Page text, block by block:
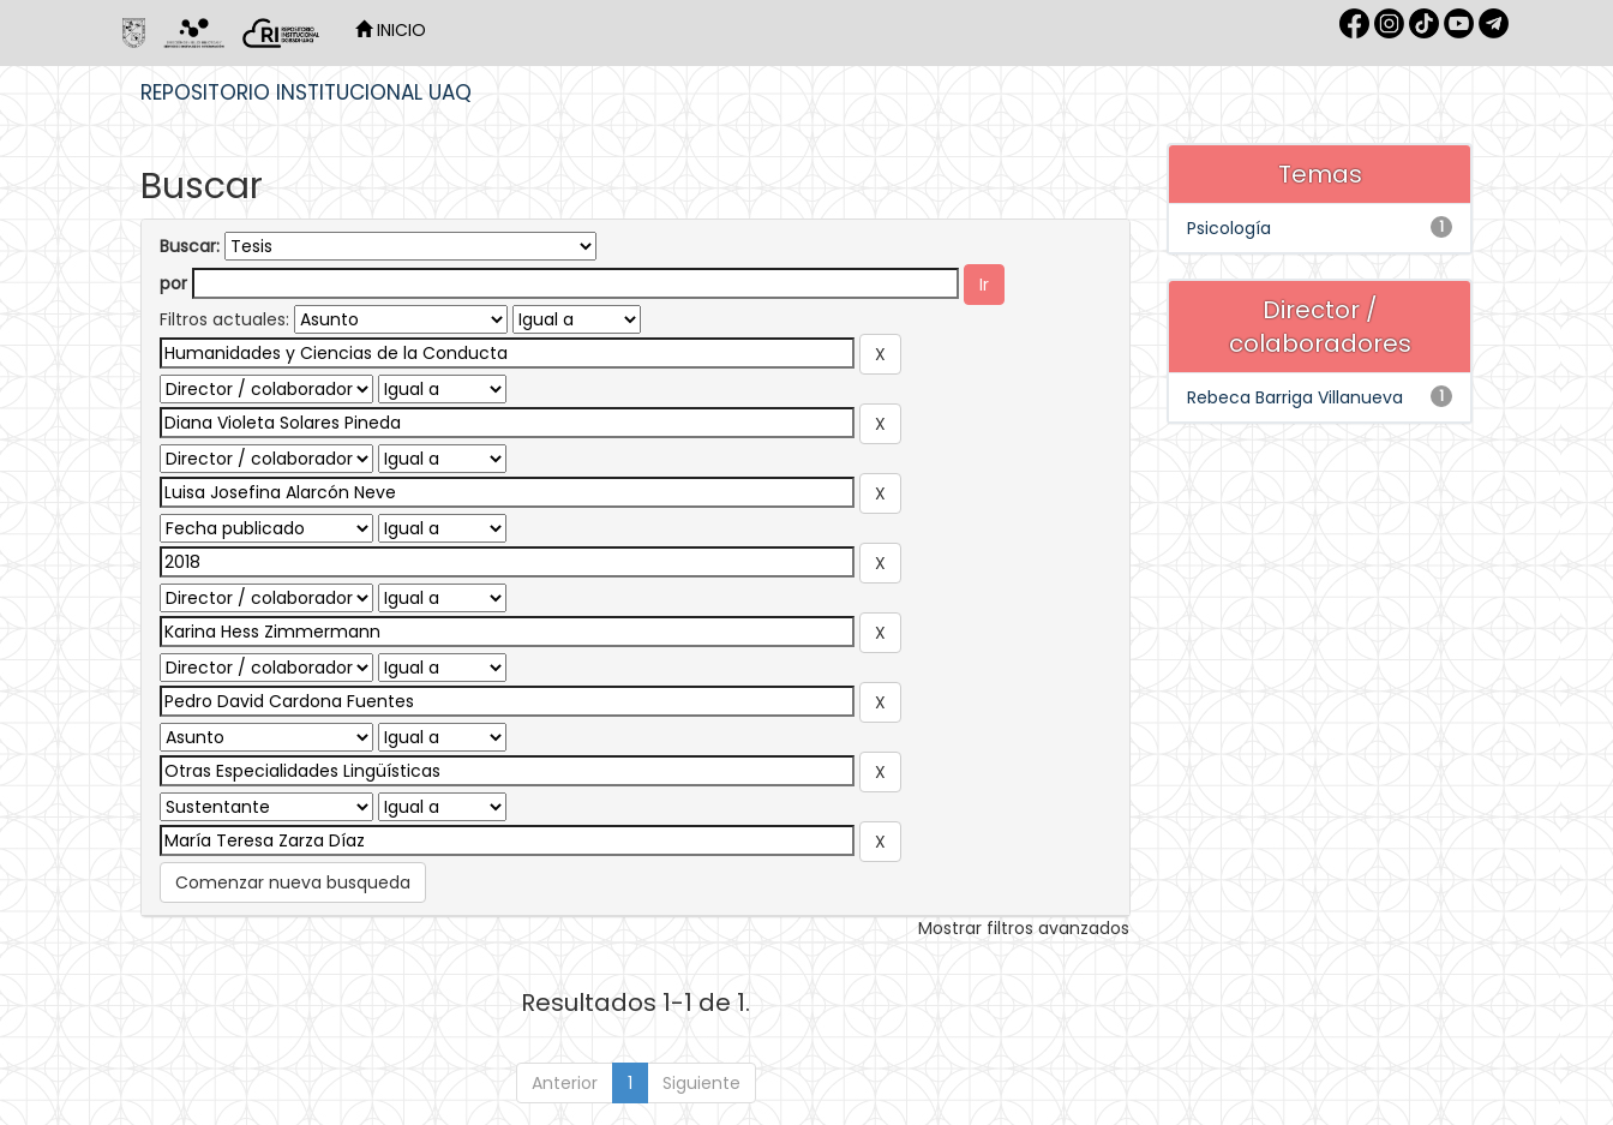
INICIO
REPOSITORIO INSTITUCIONAL UAQ
Buscar
Buscar:
por
Filtros actuales:
Comenzar nueva busqueda
Mostrar filtros avanzados
Resultados 1-1 de 1.
Anterior 1 Siguiente
Temas
1
Psicología
Director /
colaboradores
1
Rebeca Barriga Villanueva